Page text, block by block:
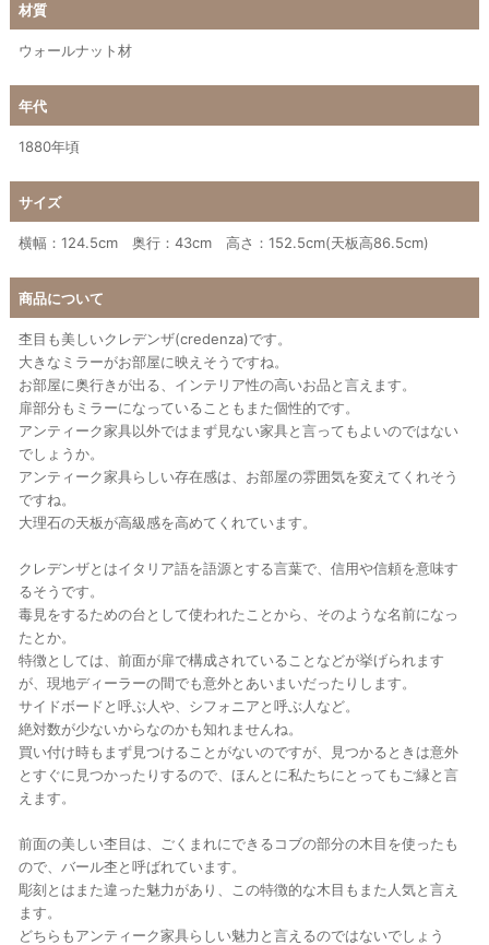
材質
ウォールナット材
年代
1880年頃
サイズ
横幅：124.5cm 奥行：43cm 高さ：152.5cm(天板高86.5cm)
商品について
杢目も美しいクレデンザ(credenza)です。
大きなミラーがお部屋に映えそうですね。
お部屋に奥行きが出る、インテリア性の高いお品と言えます。
扉部分もミラーになっていることもまた個性的です。
アンティーク家具以外ではまず見ない家具と言ってもよいのではない
でしょうか。
アンティーク家具らしい存在感は、お部屋の雰囲気を変えてくれそう
ですね。
大理石の天板が高級感を高めてくれています。
クレデンザとはイタリア語を語源とする言葉で、信用や信頼を意味す
るそうです。
毒見をするための台として使われたことから、そのような名前になっ
たとか。
特徴としては、前面が扉で構成されていることなどが挙げられます
が、現地ディーラーの間でも意外とあいまいだったりします。
サイドボードと呼ぶ人や、シフォニアと呼ぶ人など。
絶対数が少ないからなのかも知れませんね。
買い付け時もまず見つけることがないのですが、見つかるときは意外
とすぐに見つかったりするので、ほんとに私たちにとってもご縁と言
えます。
前面の美しい杢目は、ごくまれにできるコブの部分の木目を使ったも
ので、バール杢と呼ばれています。
彫刻とはまた違った魅力があり、この特徴的な木目もまた人気と言え
ます。
どちらもアンティーク家具らしい魅力と言えるのではないでしょう